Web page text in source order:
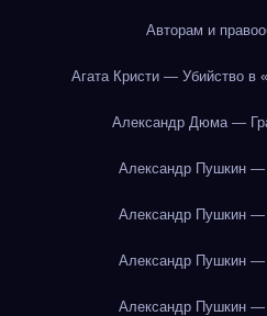
Авторам и
Агата Кристи — Убийство в
Александр Дюма —
Александр Пушкин —
Александр Пушкин —
Александр Пушкин —
Александр Пушкин —